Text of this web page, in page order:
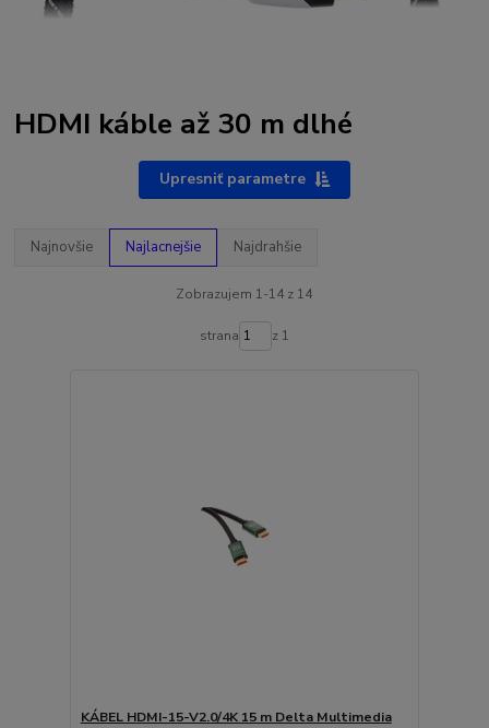
HDMI káble až 30 m dlhé
Upresniť parametre
Najnovšie Najlacnejšie Najdrahšie
Zobrazujem 1-14 z 14
strana z 1
KÁBEL HDMI-15-V2.0/4K 15 m Delta Multimedia